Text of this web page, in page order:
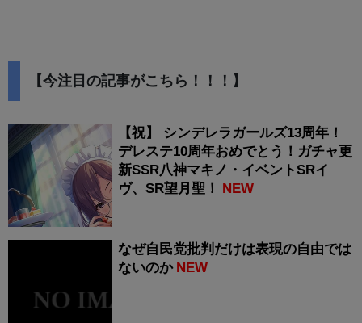
【今注目の記事がこちら！！！】
【祝】 シンデレラガールズ13周年！
デレステ10周年おめでとう！ガチャ更
新SSR八神マキノ・イベントSRイ
ヴ、SR望月聖！
NEW
なぜ自民党批判だけは表現の自由では
ないのか NEW